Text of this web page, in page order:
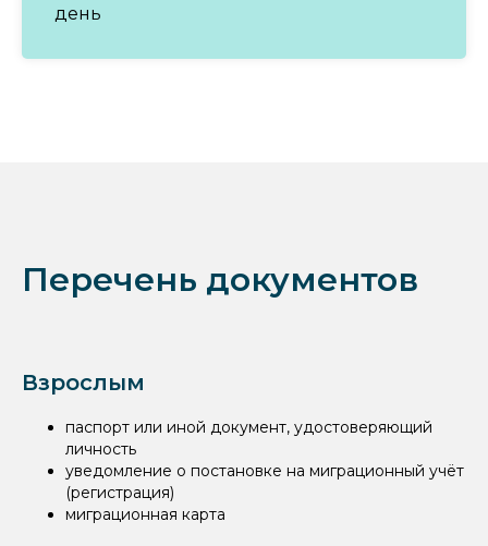
день
Перечень документов
Взрослым
паспорт или иной документ, удостоверяющий
личность
уведомление о постановке на миграционный учёт
(регистрация)
миграционная карта